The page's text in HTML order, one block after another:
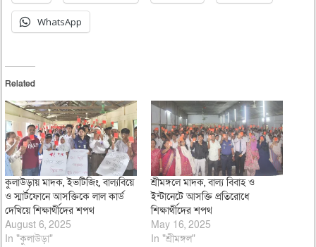
WhatsApp
Related
কুলাউড়ায় মাদক, ইভটিজিং, বাল্যবিয়ে
ও স্মার্টফোনে আসক্তিকে লাল কার্ড
দেখিয়ে শিক্ষার্থীদের শপথ
August 6, 2025
In "কুলাউড়া"
শ্রীমঙ্গলে মাদক, বাল্য বিবাহ ও
ইন্টানেটে আসক্তি প্রতিরোধে
শিক্ষার্থীদের শপথ
May 16, 2025
In "শ্রীমঙ্গল"